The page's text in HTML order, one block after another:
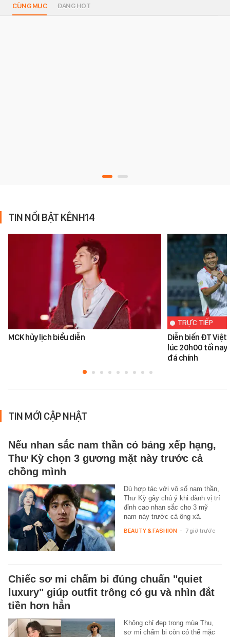
CÙNG MỤC ĐANG HOT
TIN NỔI BẬT KÊNH14
MCK hủy lịch biểu diễn
TRỰC TIẾP
Diễn biến ĐT Việt
lúc 20h00 tối
đá chính
TIN MỚI CẬP NHẬT
Nếu nhan sắc nam thần có bảng xếp hạng,
Thư Kỳ chọn 3 gương mặt này trước cả
chồng mình
Dù hợp tác với vô số nam thần,
Thư Kỳ gây chú ý khi dành vị trí
đỉnh cao nhan sắc cho 3 mỹ
nam này trước cả ông xã.
BEAUTY & FASHION - 7 giờ trước
Chiếc sơ mi chấm bi đúng chuẩn "quiet
luxury" giúp outfit trông có gu và nhìn đắt
tiền hơn hẳn
Không chỉ đẹp trong mùa Thu,
sơ mi chấm bi còn có thể mặc